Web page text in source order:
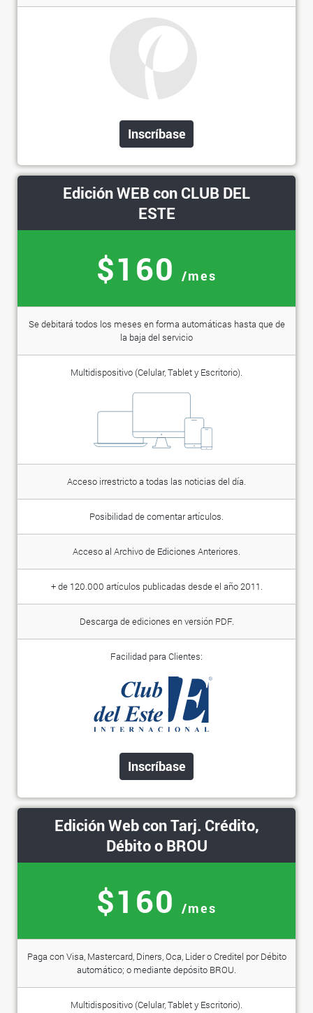
Inscríbase
Edición WEB con CLUB DEL
ESTE
$160 /mes
Se debitará todos los meses en forma automáticas hasta que de
la baja del servicio
Multidispositivo (Celular, Tablet y Escritorio).
Acceso irrestricto a todas las noticias del día.
Posibilidad de comentar artículos.
Acceso al Archivo de Ediciones Anteriores.
+ de 120.000 artículos publicadas desde el año 2011.
Descarga de ediciones en versión PDF.
Facilidad para Clientes:
Inscríbase
Edición Web con Tarj. Crédito,
Débito o BROU
$160 /mes
Paga con Visa, Mastercard, Diners, Oca, Lider o Creditel por Débito
automático; o mediante depósito BROU.
Multidispositivo (Celular, Tablet y Escritorio).